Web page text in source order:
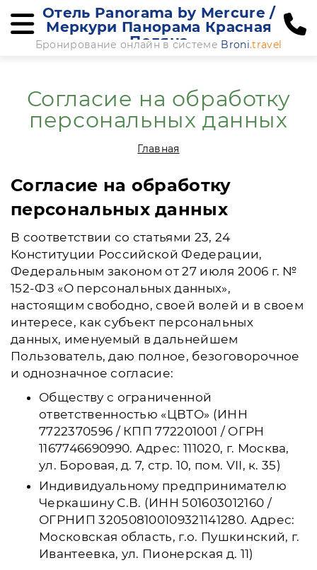
Отель Panorama by Mercure /
Меркури Панорама Красная
Поляна
Бронирование онлайн в системе Broni.travel
Согласие на обработку
персональных данных
Главная
Согласие на обработку
персональных данных
В соответствии со статьями 23, 24
Конституции Российской Федерации,
Федеральным законом от 27 июля 2006 г. №
152-ФЗ «О персональных данных»,
настоящим свободно, своей волей и в своем
интересе, как субъект персональных
данных, именуемый в дальнейшем
Пользователь, даю полное, безоговорочное
и однозначное согласие:
Обществу с ограниченной
ответственностью «ЦВТО» (ИНН
7722370596 / КПП 772201001 / ОГРН
1167746690990. Адрес: 111020, г. Москва,
ул. Боровая, д. 7, стр. 10, пом. VII, к. 35)
Индивидуальному предпринимателю
Черкашину С.В. (ИНН 501603012160 /
ОГРНИП 320508100109321141280. Адрес:
Московская область, г.о. Пушкинский, г.
Ивантеевка, ул. Пионерская д. 11)